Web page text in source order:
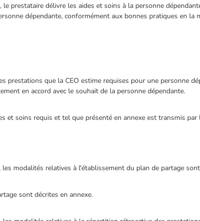
le prestataire délivre les aides et soins à la personne
dépendante, conformément aux bonnes pratiques en la
prestations que la CEO estime requises pour une personne
en accord avec le souhait de la personne dépendante.
et soins requis et tel que présenté en annexe est transmis par
modalités relatives à l'établissement du plan de partage
sont décrites en annexe.